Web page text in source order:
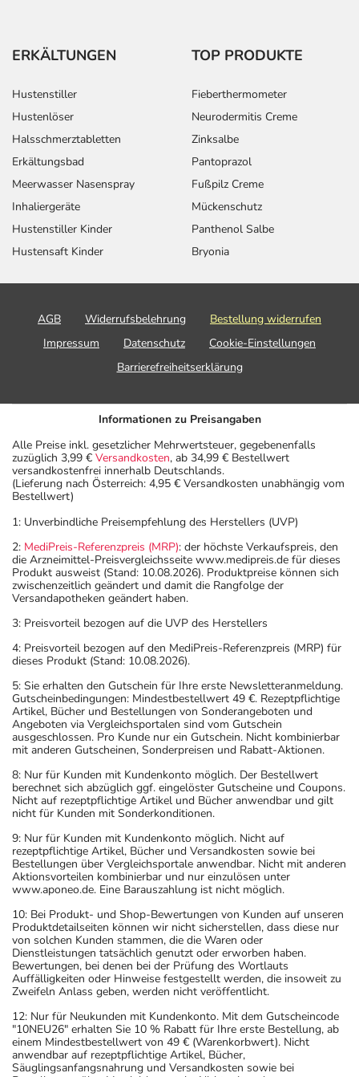
ERKÄLTUNGEN
Hustenstiller
Hustenlöser
Halsschmerztabletten
Erkältungsbad
Meerwasser Nasenspray
Inhaliergeräte
Hustenstiller Kinder
Hustensaft Kinder
TOP PRODUKTE
Fieberthermometer
Neurodermitis Creme
Zinksalbe
Pantoprazol
Fußpilz Creme
Mückenschutz
Panthenol Salbe
Bryonia
AGB Widerrufsbelehrung
Bestellung widerrufen
Impressum
Datenschutz
Cookie-Einstellungen
Barrierefreiheitserklärung
Informationen zu Preisangaben
Alle Preise inkl. gesetzlicher Mehrwertsteuer, gegebenenfalls
zuzüglich 3,99 € Versandkosten, ab 34,99 € Bestellwert
versandkostenfrei innerhalb Deutschlands.
(Lieferung nach Österreich: 4,95 € Versandkosten unabhängig vom
Bestellwert)
1: Unverbindliche Preisempfehlung des Herstellers (UVP)
2: MediPreis-Referenzpreis (MRP): der höchste Verkaufspreis, den
die Arzneimittel-Preisvergleichsseite www.medipreis.de für dieses
Produkt ausweist (Stand: 10.08.2026). Produktpreise können sich
zwischenzeitlich geändert und damit die Rangfolge der
Versandapotheken geändert haben.
3: Preisvorteil bezogen auf die UVP des Herstellers
4: Preisvorteil bezogen auf den MediPreis-Referenzpreis (MRP) für
dieses Produkt (Stand: 10.08.2026).
5: Sie erhalten den Gutschein für Ihre erste Newsletteranmeldung.
Gutscheinbedingungen: Mindestbestellwert 49 €. Rezeptpflichtige
Artikel, Bücher und Bestellungen von Sonderangeboten und
Angeboten via Vergleichsportalen sind vom Gutschein
ausgeschlossen. Pro Kunde nur ein Gutschein. Nicht kombinierbar
mit anderen Gutscheinen, Sonderpreisen und Rabatt-Aktionen.
8: Nur für Kunden mit Kundenkonto möglich. Der Bestellwert
berechnet sich abzüglich ggf. eingelöster Gutscheine und Coupons.
Nicht auf rezeptpflichtige Artikel und Bücher anwendbar und gilt
nicht für Kunden mit Sonderkonditionen.
9: Nur für Kunden mit Kundenkonto möglich. Nicht auf
rezeptpflichtige Artikel, Bücher und Versandkosten sowie bei
Bestellungen über Vergleichsportale anwendbar. Nicht mit anderen
Aktionsvorteilen kombinierbar und nur einzulösen unter
www.aponeo.de. Eine Barauszahlung ist nicht möglich.
10: Bei Produkt- und Shop-Bewertungen von Kunden auf unseren
Produktdetailseiten können wir nicht sicherstellen, dass diese nur
von solchen Kunden stammen, die die Waren oder
Dienstleistungen tatsächlich genutzt oder erworben haben.
Bewertungen, bei denen bei der Prüfung des Wortlauts
Auffälligkeiten oder Hinweise festgestellt werden, die insoweit zu
Zweifeln Anlass geben, werden nicht veröffentlicht.
12: Nur für Neukunden mit Kundenkonto. Mit dem Gutscheincode
"10NEU26" erhalten Sie 10 % Rabatt für Ihre erste Bestellung, ab
einem Mindestbestellwert von 49 € (Warenkorbwert). Nicht
anwendbar auf rezeptpflichtige Artikel, Bücher,
Säuglingsanfangsnahrung und Versandkosten sowie bei